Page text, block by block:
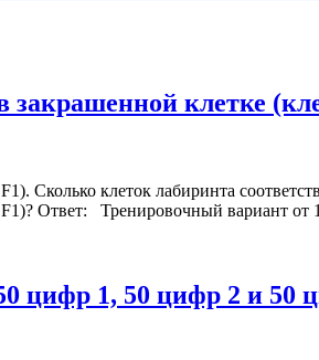
клетке
Сколько клеток лабиринта
Ответ: Тренировочный вариант от
цифр 1, 50 цифр 2 и 50